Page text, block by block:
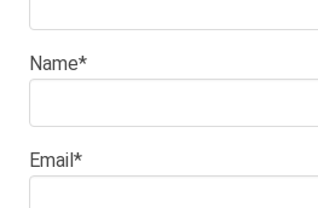
Name*
Email*